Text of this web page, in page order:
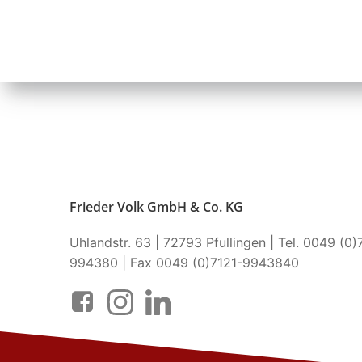
Frieder Volk GmbH & Co. KG
Uhlandstr. 63 | 72793 Pfullingen | Tel. 0049
994380 | Fax 0049 (0)7121-9943840